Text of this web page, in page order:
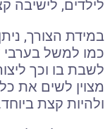
לילדים, לישיבה
במידת הצורך,
כמו למשל בערבי
לשבת בו וכך
מצוין לשים את
ולהיות קצת ביוחד